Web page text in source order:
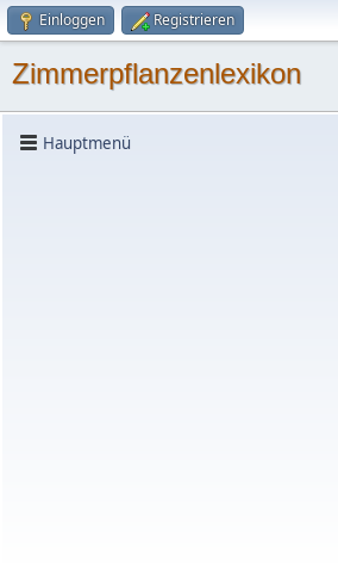
Einloggen Registrieren
Zimmerpflanzenlexikon
Hauptmenü